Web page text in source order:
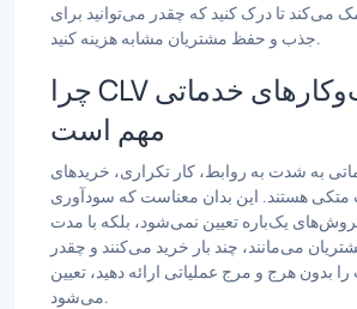
می‌کند تا درک کنید که چقدر می‌توانید برای
جذب و حفظ مشتریان مشابه هزینه کنید.
چرا CLV برای کسب‌وکارهای خدماتی
مهم است
به شدت به روابط، کار تکراری، خریدهای
متکی هستند. این بدان معناست که سودآوری
یک‌باره تعیین نمی‌شود، بلکه با مدت
می‌مانند، چند بار خرید می‌کنند و چقدر
بدون هرج و مرج عملیاتی ارائه دهید، تعیین
می‌شود.